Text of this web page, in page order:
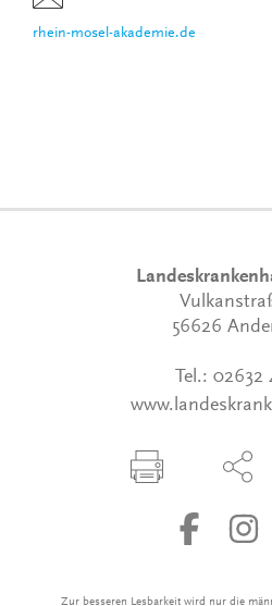
rhein-mosel-akademie.de
56626
Tel.: 02632
Zur besseren Lesbarkeit wird nur die